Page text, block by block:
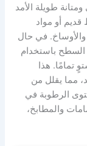
طويلة الأمد
قديم أو مواد
في حال
السطح باستخدام
تمامًا. هذا
مما يقلل من
الرطوبة في
والمطابخ،